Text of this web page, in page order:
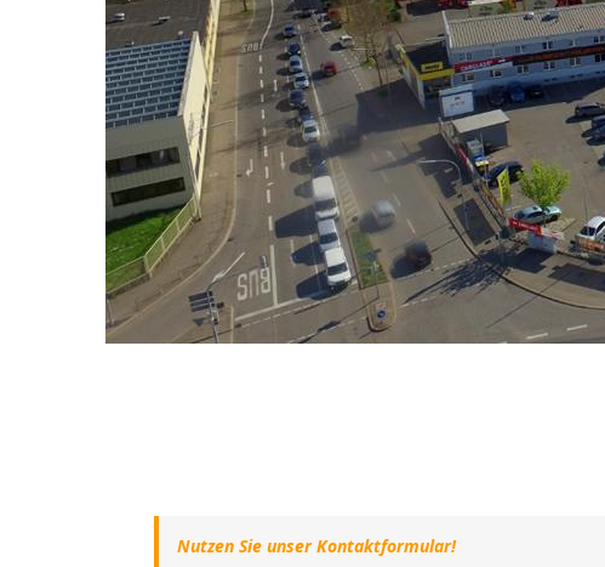
Nutzen Sie unser Kontaktformular!